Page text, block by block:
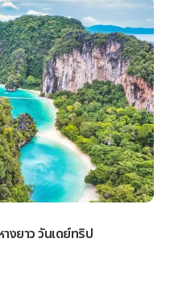
ว วันเดย์ทริป